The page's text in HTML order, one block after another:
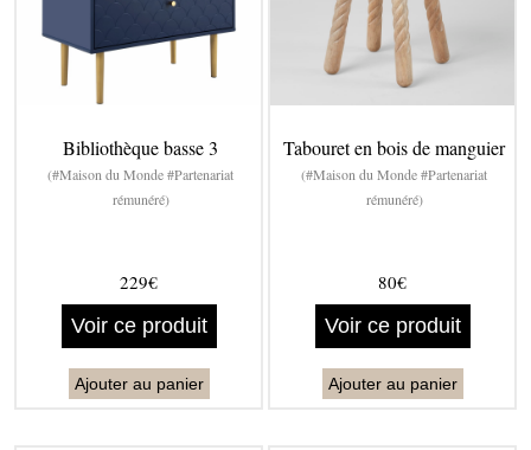
Bibliothèque basse 3
(#Maison du Monde #Partenariat
rémunéré)
229€
Voir ce produit
Ajouter au panier
Tabouret en bois de manguier
(#Maison du Monde #Partenariat
rémunéré)
80€
Voir ce produit
Ajouter au panier